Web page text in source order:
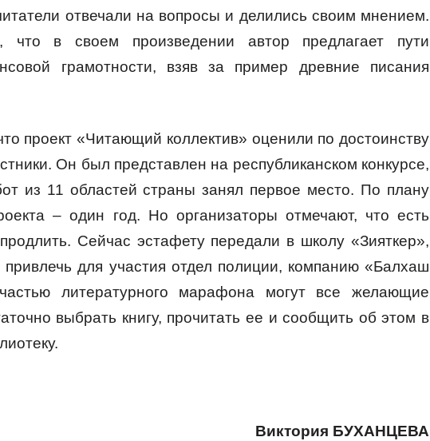
отвечали на вопросы и делились своим мнением.
что в своем произведении автор предлагает пути
грамотности, взяв за пример древние писания
проект «Читающий коллектив» оценили по достоинству
Он был представлен на республиканском конкурсе,
из 11 областей страны занял первое место. По плану
– один год. Но организаторы отмечают, что есть
Сейчас эстафету передали в школу «Зияткер»,
для участия отдел полиции, компанию «Балхаш
литературного марафона могут все желающие
выбрать книгу, прочитать ее и сообщить об этом в
Виктория БУХАНЦЕВА